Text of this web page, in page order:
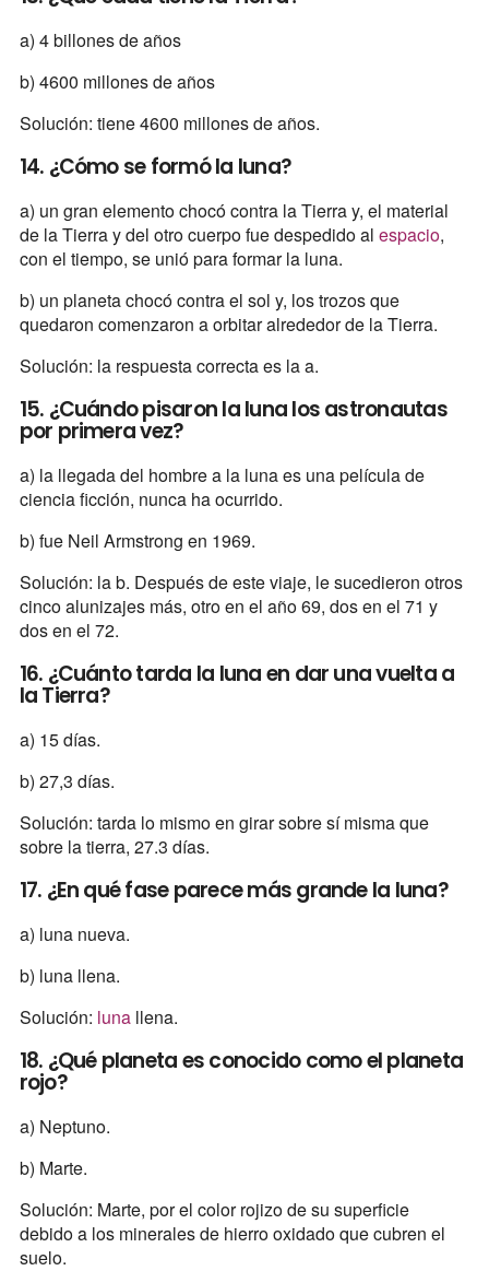
a) 4 billones de años
b) 4600 millones de años
Solución: tiene 4600 millones de años.
14. ¿Cómo se formó la luna?
a) un gran elemento chocó contra la Tierra y, el material
de la Tierra y del otro cuerpo fue despedido al espacio,
con el tiempo, se unió para formar la luna.
b) un planeta chocó contra el sol y, los trozos que
quedaron comenzaron a orbitar alrededor de la Tierra.
Solución: la respuesta correcta es la a.
15. ¿Cuándo pisaron la luna los astronautas
por primera vez?
a) la llegada del hombre a la luna es una película de
ciencia ficción, nunca ha ocurrido.
b) fue Neil Armstrong en 1969.
Solución: la b. Después de este viaje, le sucedieron otros
cinco alunizajes más, otro en el año 69, dos en el 71 y
dos en el 72.
16. ¿Cuánto tarda la luna en dar una vuelta a
la Tierra?
a) 15 días.
b) 27,3 días.
Solución: tarda lo mismo en girar sobre sí misma que
sobre la tierra, 27.3 días.
17. ¿En qué fase parece más grande la luna?
a) luna nueva.
b) luna llena.
Solución: luna llena.
18. ¿Qué planeta es conocido como el planeta
rojo?
a) Neptuno.
b) Marte.
Solución: Marte, por el color rojizo de su superficie
debido a los minerales de hierro oxidado que cubren el
suelo.